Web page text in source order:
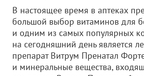
В настоящее время в аптеках
большой выбор витаминов для
и одним из самых популярных
на сегодняшний день является
препарат Витрум Пренатал
и минеральные вещества,